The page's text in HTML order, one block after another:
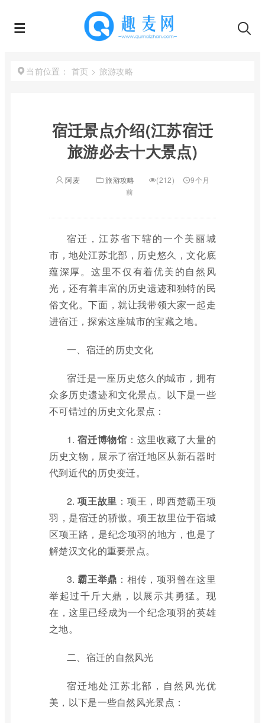
当前位置： 首页 > 旅游攻略
宿迁景点介绍(江苏宿迁
旅游必去十大景点)
阿麦 旅游攻略 (212)
9个月
前
宿迁，江苏省下辖的一个美丽城
市，地处江苏北部，历史悠久，文化底
蕴深厚。这里不仅有着优美的自然风
光，还有着丰富的历史遗迹和独特的民
俗文化。下面，就让我带领大家一起走
进宿迁，探索这座城市的宝藏之地。
一、宿迁的历史文化
宿迁是一座历史悠久的城市，拥有
众多历史遗迹和文化景点。以下是一些
不可错过的历史文化景点：
1.宿迁博物馆 ：这里收藏了大量的
历史文物，展示了宿迁地区从新石器时
代到近代的历史变迁。
2.项王故里 ：项王，即西楚霸王项
羽，是宿迁的骄傲。项王故里位于宿城
区项王路，是纪念项羽的地方，也是了
解楚汉文化的重要景点。
3.霸王举鼎 ：相传，项羽曾在这里
举起过千斤大鼎，以展示其勇猛。现
在，这里已经成为一个纪念项羽的英雄
之地。
二、宿迁的自然风光
宿迁地处江苏北部，自然风光优
美，以下是一些自然风光景点：